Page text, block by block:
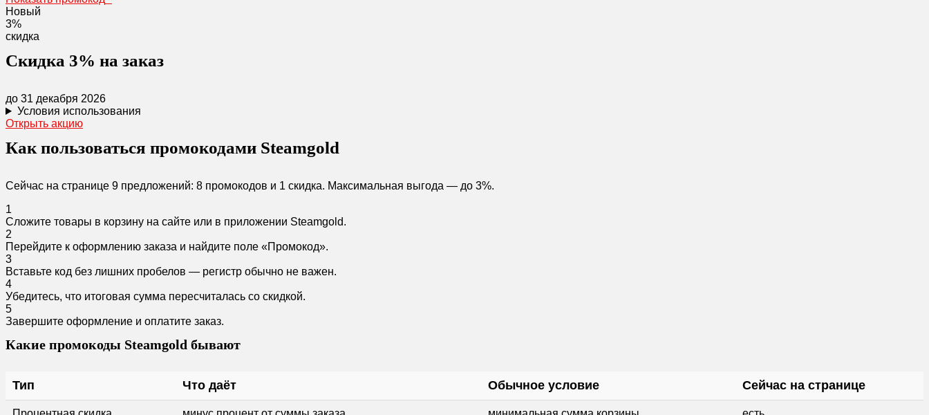
Новый
3%
скидка
Скидка 3% на заказ
до 31 декабря 2026
Условия использования
Открыть акцию
Как пользоваться промокодами Steamgold
Сейчас на странице 9 предложений: 8 промокодов и 1 скидка. Максимальная выгода — до 3%.
1
Сложите товары в корзину на сайте или в приложении Steamgold.
2
Перейдите к оформлению заказа и найдите поле «Промокод».
3
Вставьте код без лишних пробелов — регистр обычно не важен.
4
Убедитесь, что итоговая сумма пересчиталась со скидкой.
5
Завершите оформление и оплатите заказ.
Какие промокоды Steamgold бывают
Тип Что даёт Обычное условие Сейчас на странице